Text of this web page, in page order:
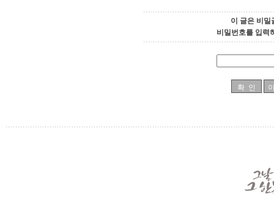
이 글은 비밀
비밀번호를 입력